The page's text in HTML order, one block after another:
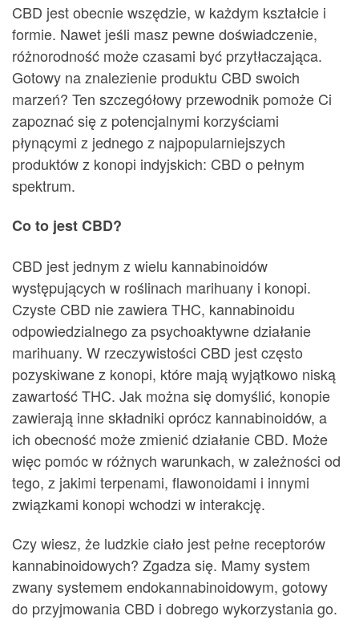
CBD jest obecnie wszędzie, w każdym kształcie i
formie. Nawet jeśli masz pewne doświadczenie,
różnorodność może czasami być przytłaczająca.
Gotowy na znalezienie produktu CBD swoich
marzeń? Ten szczegółowy przewodnik pomoże Ci
zapoznać się z potencjalnymi korzyściami
płynącymi z jednego z najpopularniejszych
produktów z konopi indyjskich: CBD o pełnym
spektrum.
Co to jest CBD?
CBD jest jednym z wielu kannabinoidów
występujących w roślinach marihuany i konopi.
Czyste CBD nie zawiera THC, kannabinoidu
odpowiedzialnego za psychoaktywne działanie
marihuany. W rzeczywistości CBD jest często
pozyskiwane z konopi, które mają wyjątkowo niską
zawartość THC. Jak można się domyślić, konopie
zawierają inne składniki oprócz kannabinoidów, a
ich obecność może zmienić działanie CBD. Może
więc pomóc w różnych warunkach, w zależności od
tego, z jakimi terpenami, flawonoidami i innymi
związkami konopi wchodzi w interakcję.
Czy wiesz, że ludzkie ciało jest pełne receptorów
kannabinoidowych? Zgadza się. Mamy system
zwany systemem endokannabinoidowym, gotowy
do przyjmowania CBD i dobrego wykorzystania go.